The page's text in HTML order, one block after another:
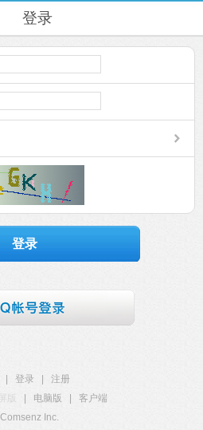
登录
登录
登录
注册
版 电脑版
客户端
Inc.